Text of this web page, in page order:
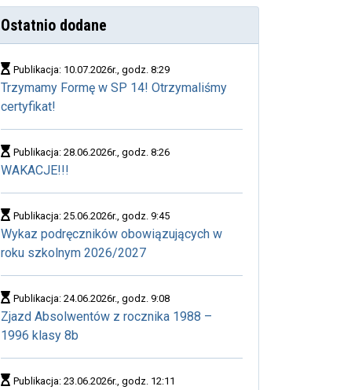
Ostatnio dodane
Publikacja: 10.07.2026r., godz. 8:29
Trzymamy Formę w SP 14! Otrzymaliśmy
certyfikat!
Publikacja: 28.06.2026r., godz. 8:26
WAKACJE!!!
Publikacja: 25.06.2026r., godz. 9:45
Wykaz podręczników obowiązujących w
roku szkolnym 2026/2027
Publikacja: 24.06.2026r., godz. 9:08
Zjazd Absolwentów z rocznika 1988 –
1996 klasy 8b
Publikacja: 23.06.2026r., godz. 12:11